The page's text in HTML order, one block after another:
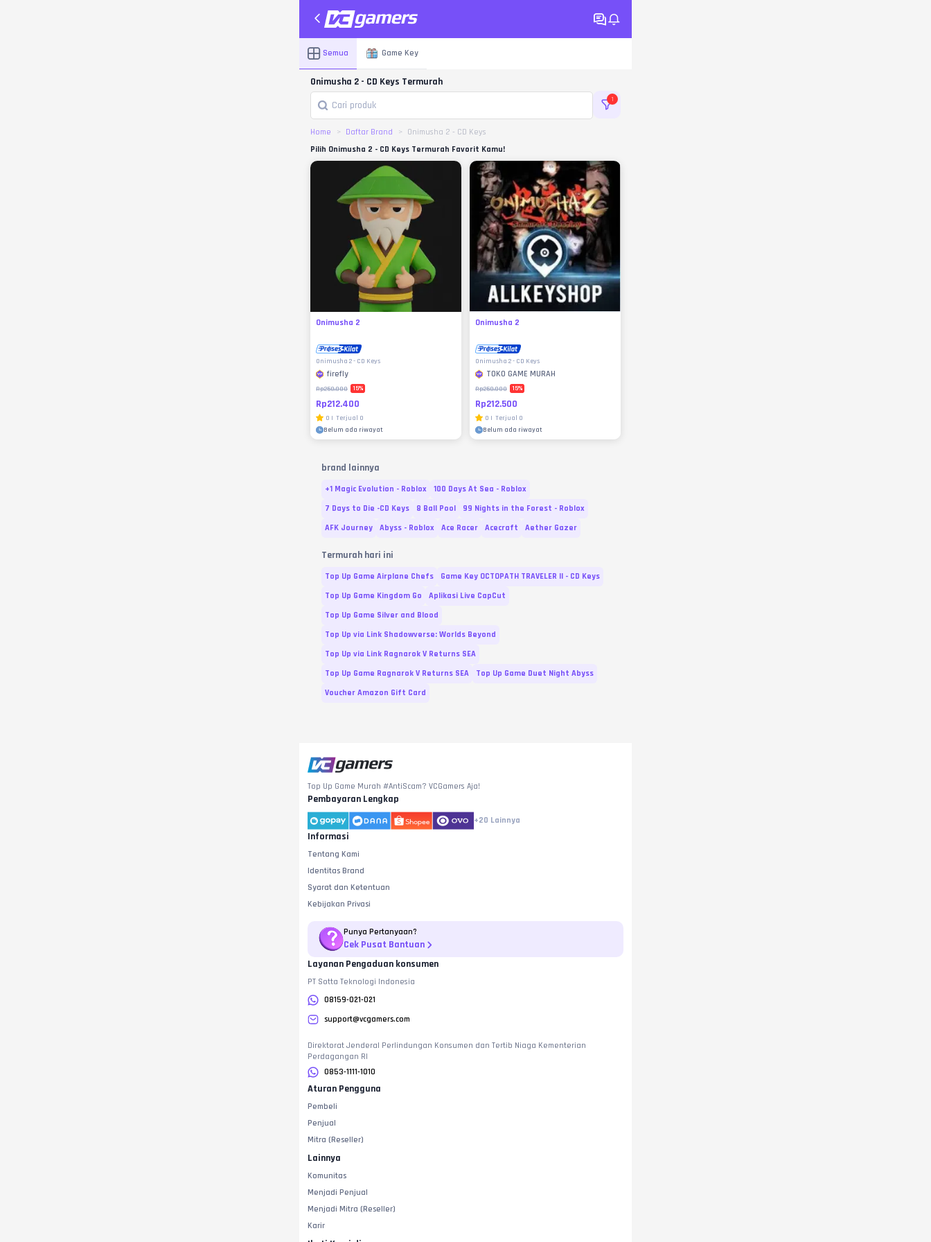
Semua Game Key
Onimusha 2 - CD Keys Termurah
1
Home Daftar Brand
Onimusha 2 - CD Keys
Pilih Onimusha 2 - CD Keys Termurah Favorit Kamu!
Onimusha 2
Onimusha 2 - CD Keys
firefly
Rp250.000 15%
Rp212.400
0 | Terjual 0
Belum ada riwayat
Onimusha 2
Onimusha 2 - CD Keys
TOKO GAME MURAH
Rp250.000 15%
Rp212.500
0 | Terjual 0
Belum ada riwayat
brand lainnya
+1 Magic Evolution - Roblox
100 Days At Sea - Roblox
7 Days to Die -CD Keys
8 Ball Pool
99 Nights in the Forest - Roblox
AFK Journey
Abyss - Roblox Ace Racer Acecraft Aether Gazer
Termurah hari ini
Top Up Game Airplane Chefs
Game Key OCTOPATH TRAVELER II - CD Keys
Top Up Game Kingdom Go
Aplikasi Live CapCut
Top Up Game Silver and Blood
Top Up via Link Shadowverse: Worlds Beyond
Top Up via Link Ragnarok V Returns SEA
Top Up Game Ragnarok V Returns SEA
Top Up Game Duet Night Abyss
Voucher Amazon Gift Card
Top Up Game Murah #AntiScam? VCGamers Aja!
Pembayaran Lengkap
+20 Lainnya
Informasi
Tentang Kami
Identitas Brand
Syarat dan Ketentuan
Kebijakan Privasi
Punya Pertanyaan?
Cek Pusat Bantuan
Layanan Pengaduan konsumen
PT Sotta Teknologi Indonesia
08159-021-021
support@vcgamers.com
Direktorat Jenderal Perlindungan Konsumen dan Tertib Niaga Kementerian
Perdagangan RI
0853-1111-1010
Aturan Pengguna
Pembeli
Penjual
Mitra (Reseller)
Lainnya
Komunitas
Menjadi Penjual
Menjadi Mitra (Reseller)
Karir